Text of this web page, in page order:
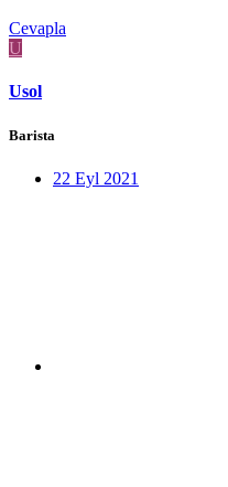
Cevapla
U
Usol
Barista
22 Eyl 2021